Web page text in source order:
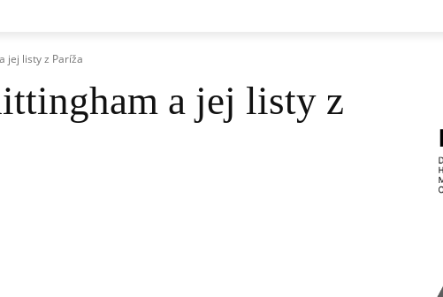
jej listy z Paríža
a jej listy z